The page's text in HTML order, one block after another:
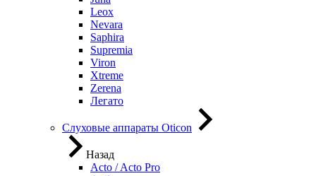
Leox
Nevara
Saphira
Supremia
Viron
Xtreme
Zerena
Легато
Слуховые аппараты Oticon
Назад
Acto / Acto Pro